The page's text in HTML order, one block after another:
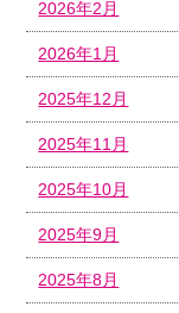
2026年2月
2026年1月
2025年12月
2025年11月
2025年10月
2025年9月
2025年8月